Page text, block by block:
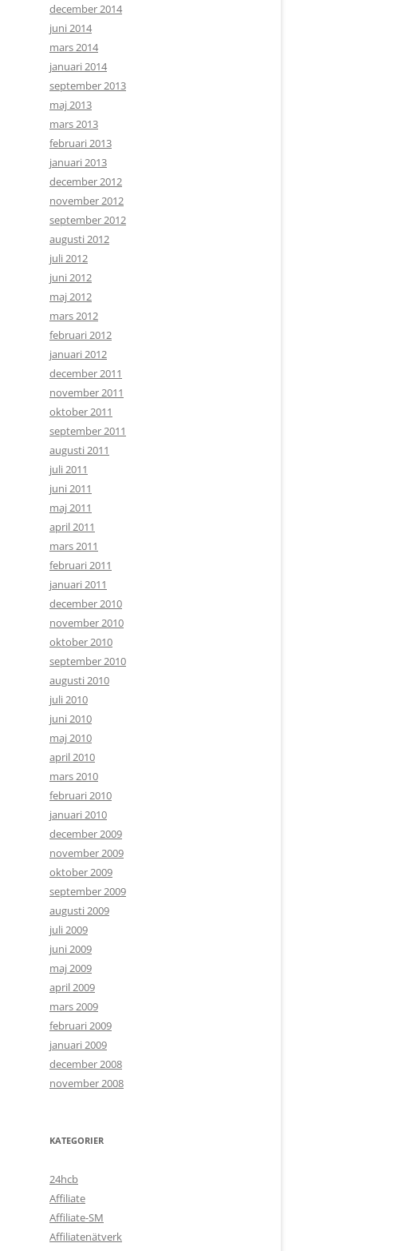
december 2014
juni 2014
mars 2014
januari 2014
september 2013
maj 2013
mars 2013
februari 2013
januari 2013
december 2012
november 2012
september 2012
augusti 2012
juli 2012
juni 2012
maj 2012
mars 2012
februari 2012
januari 2012
december 2011
november 2011
oktober 2011
september 2011
augusti 2011
juli 2011
juni 2011
maj 2011
april 2011
mars 2011
februari 2011
januari 2011
december 2010
november 2010
oktober 2010
september 2010
augusti 2010
juli 2010
juni 2010
maj 2010
april 2010
mars 2010
februari 2010
januari 2010
december 2009
november 2009
oktober 2009
september 2009
augusti 2009
juli 2009
juni 2009
maj 2009
april 2009
mars 2009
februari 2009
januari 2009
december 2008
november 2008
KATEGORIER
24hcb
Affiliate
Affiliate-SM
Affiliatenätverk